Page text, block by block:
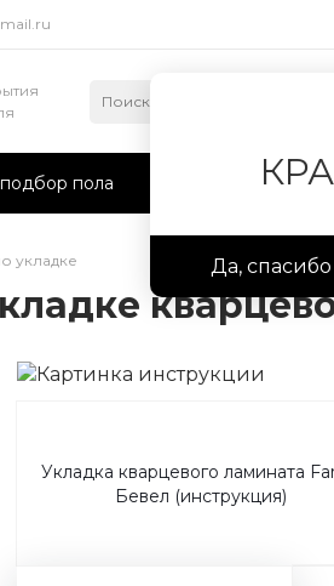
Да, спасибо
пола
укладке
Укладка кварцевого ламината
Бевел (инструкция)